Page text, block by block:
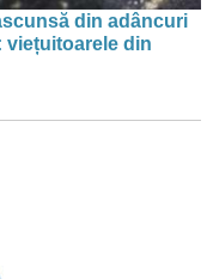
din adâncuri
viețuitoarele din